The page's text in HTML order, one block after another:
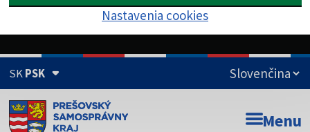
Nastavenia cookies
SKPSK
Doména psk.sk je oficiálna Menu